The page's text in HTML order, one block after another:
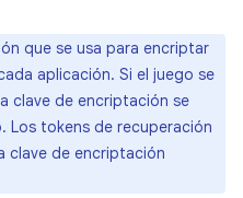
que se usa para encriptar
aplicación. Si el juego se
clave de encriptación se
Los tokens de recuperación
clave de encriptación